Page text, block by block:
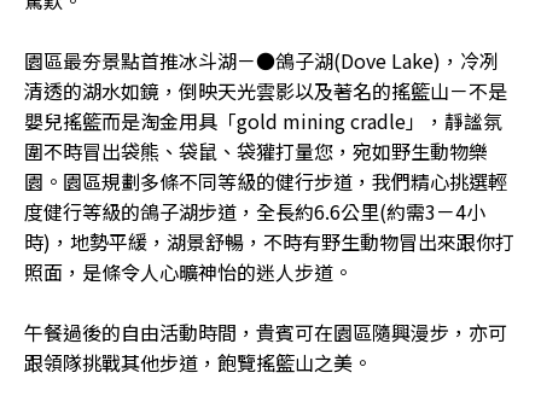
園區最夯景點首推冰斗湖－●鴿子湖(Dove Lake)，冷冽
清透的湖水如鏡，倒映天光雲影以及著名的搖籃山－不是
嬰兒搖籃而是淘金用具「gold mining cradle」，靜謐氛
圍不時冒出袋熊、袋鼠、袋獾打量您，宛如野生動物樂
園。園區規劃多條不同等級的健行步道，我們精心挑選輕
度健行等級的鴿子湖步道，全長約6.6公里(約需3－4小
時)，地勢平緩，湖景舒暢，不時有野生動物冒出來跟你打
照面，是條令人心曠神怡的迷人步道。
午餐過後的自由活動時間，貴賓可在園區隨興漫步，亦可
跟領隊挑戰其他步道，飽覽搖籃山之美。